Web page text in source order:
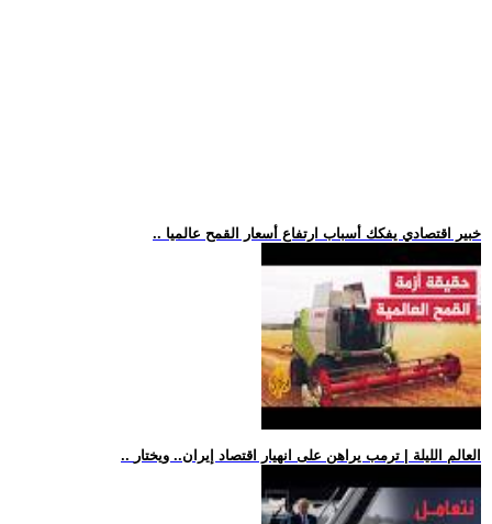
.. خبير اقتصادي يفكك أسباب ارتفاع أسعار القمح عالميا
.. العالم الليلة | ترمب يراهن على انهيار اقتصاد إيران.. ويختار